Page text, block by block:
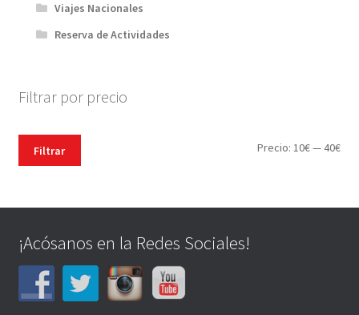
Viajes Nacionales
Reserva de Actividades
Filtrar por precio
Filtrar Precio:10€—40€
¡Acósanos en la Redes Sociales!